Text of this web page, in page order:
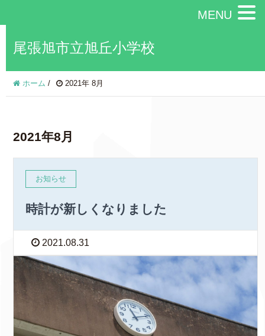
尾張旭市立旭丘小学校
ホーム / 2021年 8月
2021年8月
お知らせ
時計が新しくなりました
2021.08.31
MENU